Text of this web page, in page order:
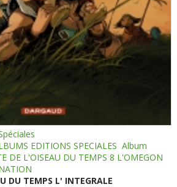
EDITIONS SPECIALES Album
DE L'OISEAU DU TEMPS 8 L'OMEGON
DU TEMPS L' INTEGRALE